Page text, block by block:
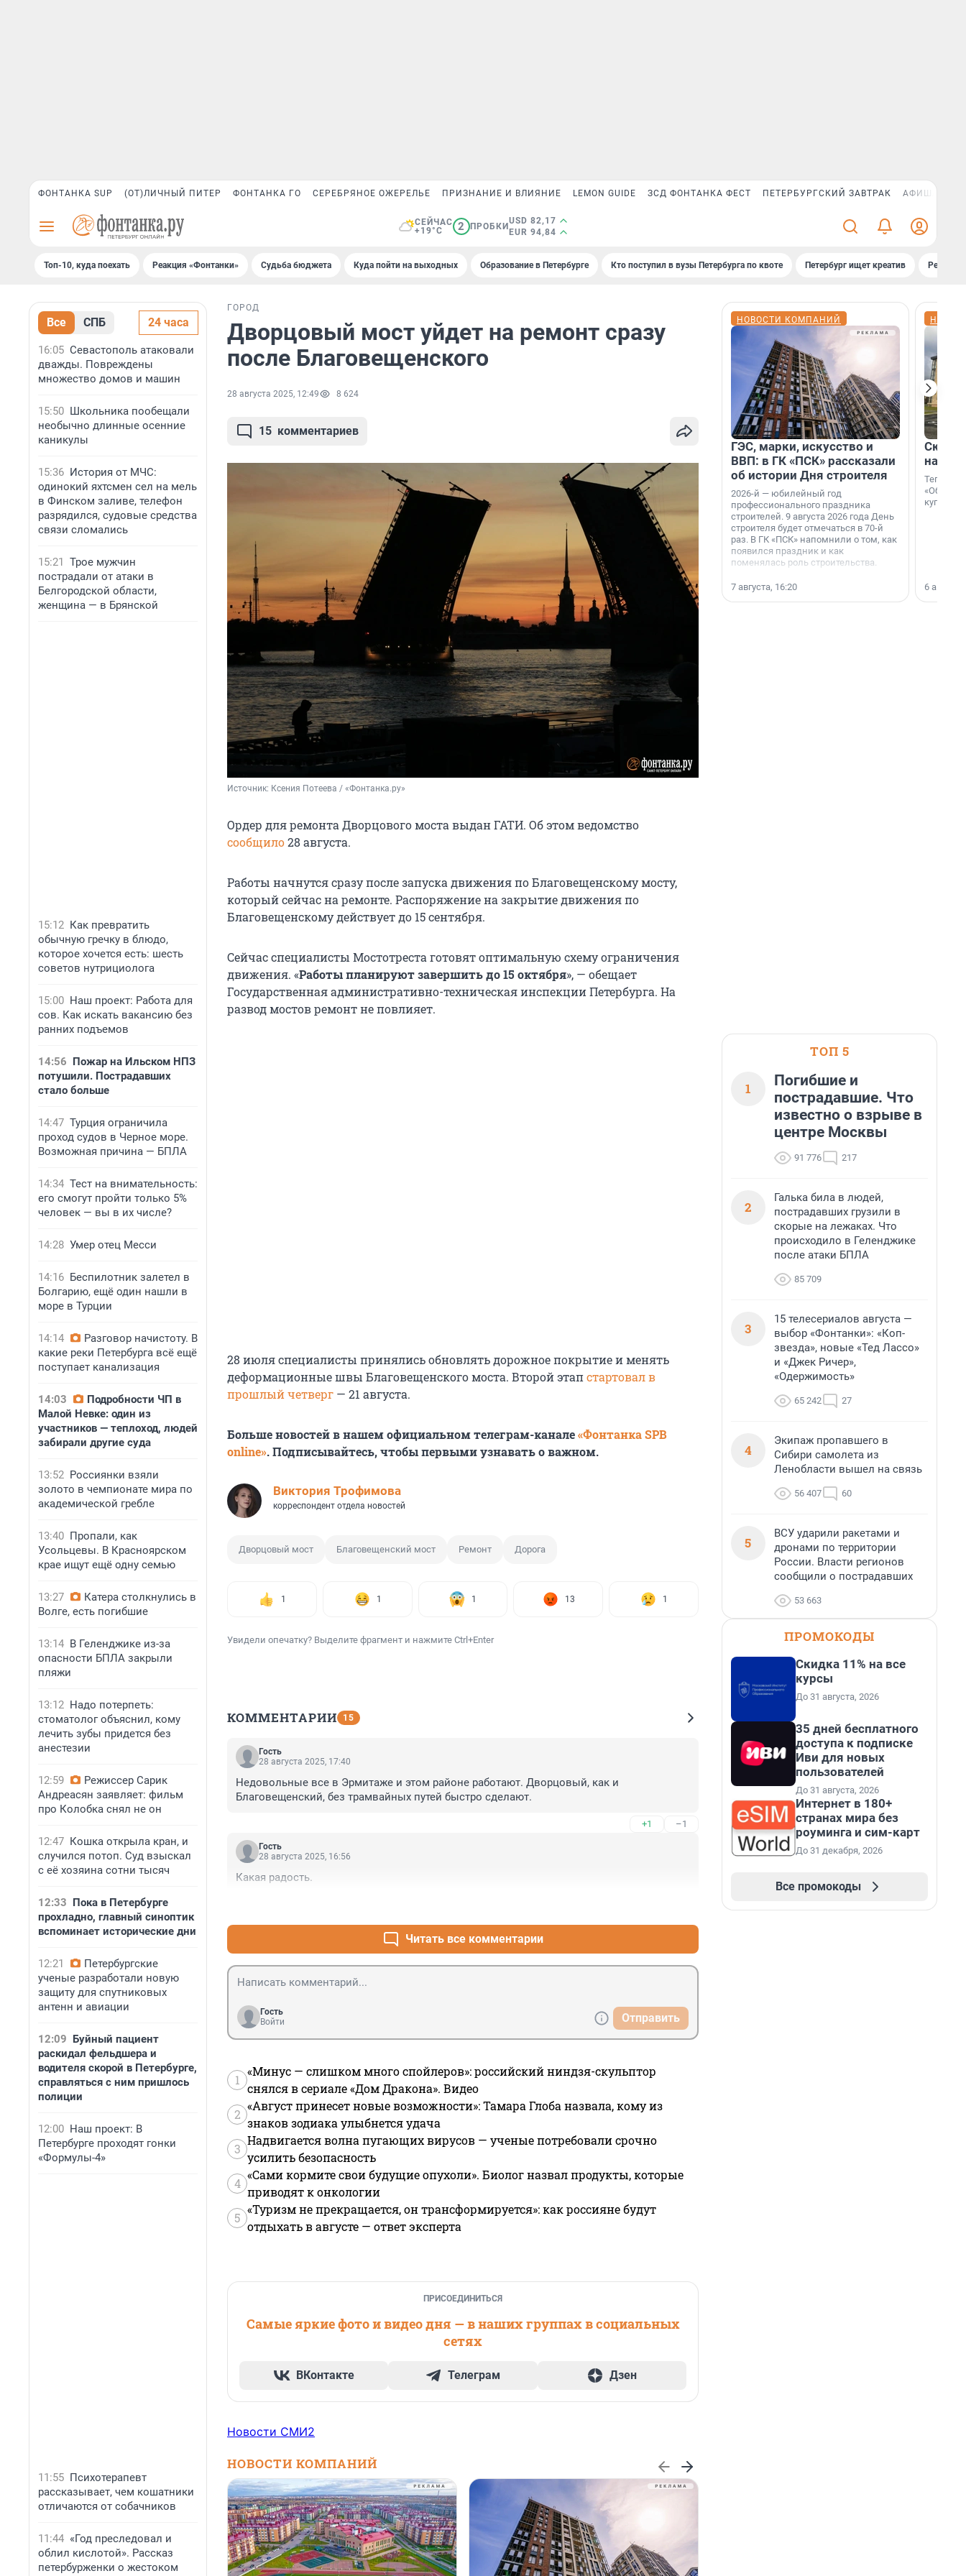
ФОНТАНКА SUP (ОТ)ЛИЧНЫЙ ПИТЕР ФОНТАНКА ГО СЕРЕБРЯНОЕ ОЖЕРЕЛЬЕ ПРИЗНАНИЕ И ВЛИЯНИЕ LEMON GUIDE ЗСД ФОНТАНКА ФЕСТ ПЕТЕРБУРГСКИЙ ЗАВТРАК АФИША PLUS
СЕЙЧАС
+19°C
2 ПРОБКИ
USD 82,17
EUR 94,84
Топ-10, куда поехать Реакция «Фонтанки» Судьба бюджета Куда пойти на выходных Образование в Петербурге Кто поступил в вузы Петербурга по квоте Петербург ищет креатив
Все СПБ 24 часа
16:05 Севастополь атаковали
дважды. Повреждены
множество домов и машин
15:50 Школьника пообещали
необычно длинные осенние
каникулы
15:36 История от МЧС:
одинокий яхтсмен сел на мель
в Финском заливе, телефон
разрядился, судовые средства
связи сломались
15:21 Трое мужчин
пострадали от атаки в
Белгородской области,
женщина — в Брянской
15:12 Как превратить
обычную гречку в блюдо,
которое хочется есть: шесть
советов нутрициолога
15:00 Наш проект: Работа для
сов. Как искать вакансию без
ранних подъемов
14:56 Пожар на Ильском НПЗ
потушили. Пострадавших
стало больше
14:47 Турция ограничила
проход судов в Черное море.
Возможная причина — БПЛА
14:34 Тест на внимательность:
его смогут пройти только 5%
человек — вы в их числе?
14:28 Умер отец Месси
14:16 Беспилотник залетел в
Болгарию, ещё один нашли в
море в Турции
14:14
Разговор начистоту. В
какие реки Петербурга всё ещё
поступает канализация
14:03
Подробности ЧП в
Малой Невке: один из
участников — теплоход, людей
забирали другие суда
13:52 Россиянки взяли
золото в чемпионате мира по
академической гребле
13:40 Пропали, как
Усольцевы. В Красноярском
крае ищут ещё одну семью
13:27
Катера столкнулись в
Волге, есть погибшие
13:14 В Геленджике из-за
опасности БПЛА закрыли
пляжи
13:12 Надо потерпеть:
стоматолог объяснил, кому
лечить зубы придется без
анестезии
12:59
Режиссер Сарик
Андреасян заявляет: фильм
про Колобка снял не он
12:47 Кошка открыла кран, и
случился потоп. Суд взыскал
с её хозяина сотни тысяч
12:33 Пока в Петербурге
прохладно, главный синоптик
вспоминает исторические дни
12:21
Петербургские
ученые разработали новую
защиту для спутниковых
антенн и авиации
12:09 Буйный пациент
раскидал фельдшера и
водителя скорой в Петербурге,
справляться с ним пришлось
полиции
12:00 Наш проект: В
Петербурге проходят гонки
«Формулы-4»
11:55 Психотерапевт
рассказывает, чем кошатники
отличаются от собачников
11:44 «Год преследовал и
облил кислотой». Рассказ
петербурженки о жестоком
ГОРОД
Дворцовый мост уйдет на ремонт сразу
после Благовещенского
28 августа 2025, 12:49 8 624
15 комментариев
Источник: Ксения Потеева / «Фонтанка.ру»
Ордер для ремонта Дворцового моста выдан ГАТИ. Об этом ведомство
сообщило28 августа.
Работы начнутся сразу после запуска движения по Благовещенскому мосту,
который сейчас на ремонте. Распоряжение на закрытие движения по
Благовещенскому действует до 15 сентября.
Сейчас специалисты Мостотреста готовят оптимальную схему ограничения
движения. «Работы планируют завершить до 15 октября», — обещает
Государственная административно-техническая инспекции Петербурга. На
развод мостов ремонт не повлияет.
28 июля специалисты принялись обновлять дорожное покрытие и менять
деформационные швы Благовещенского моста. Второй этапстартовал в
прошлый четверг — 21 августа.
Больше новостей в нашем официальном телеграм-канале«Фонтанка SPB
online». Подписывайтесь, чтобы первыми узнавать о важном.
Виктория Трофимова
корреспондент отдела новостей
Дворцовый мост Благовещенский мост Ремонт Дорога
1 1 1 13 1
Увидели опечатку? Выделите фрагмент и нажмите Ctrl+Enter
КОММЕНТАРИИ 15
Гость
28 августа 2025, 17:40
Недовольные все в Эрмитаже и этом районе работают. Дворцовый, как и
Благовещенский, без трамвайных путей быстро сделают.
+1 –1
Гость
28 августа 2025, 16:56
Какая радость.
Читать все комментарии
Гость
Войти
Отправить
1
«Минус — слишком много спойлеров»: российский ниндзя-скульптор
снялся в сериале «Дом Дракона». Видео
2
«Август принесет новые возможности»: Тамара Глоба назвала, кому из
знаков зодиака улыбнется удача
3
Надвигается волна пугающих вирусов — ученые потребовали срочно
усилить безопасность
4
«Сами кормите свои будущие опухоли». Биолог назвал продукты, которые
приводят к онкологии
5
«Туризм не прекращается, он трансформируется»: как россияне будут
отдыхать в августе — ответ эксперта
ПРИСОЕДИНИТЬСЯ
Самые яркие фото и видео дня — в наших группах в социальных
сетях
ВКонтакте Телеграм Дзен
Новости СМИ2
НОВОСТИ КОМПАНИЙ
НОВОСТИ КОМПАНИЙ
ГЭС, марки, искусство и
ВВП: в ГК «ПСК» рассказали
об истории Дня строителя
2026-й — юбилейный год
профессионального праздника
строителей. 9 августа 2026 года День
строителя будет отмечаться в 70-й
раз. В ГК «ПСК» напомнили о том, как
появился праздник и как
поменялась роль строительства.
7 августа, 16:20
на
Теперь
купить
6
ТОП 5
1
Погибшие и
пострадавшие. Что
известно о взрыве в
центре Москвы
91 776 217
2
Галька била в людей,
пострадавших грузили в
скорые на лежаках. Что
происходило в Геленджике
после атаки БПЛА
85 709
3
15 телесериалов августа —
выбор «Фонтанки»: «Коп-
звезда», новые «Тед Лассо»
и «Джек Ричер»,
«Одержимость»
65 242 27
4
Экипаж пропавшего в
Сибири самолета из
Ленобласти вышел на связь
56 407 60
5
ВСУ ударили ракетами и
дронами по территории
России. Власти регионов
сообщили о пострадавших
53 663
ПРОМОКОДЫ
Скидка 11% на все
курсы
До 31 августа, 2026
35 дней бесплатного
доступа к подписке
Иви для новых
пользователей
До 31 августа, 2026
Интернет в 180+
странах мира без
роуминга и сим-карт
До 31 декабря, 2026
Все промокоды